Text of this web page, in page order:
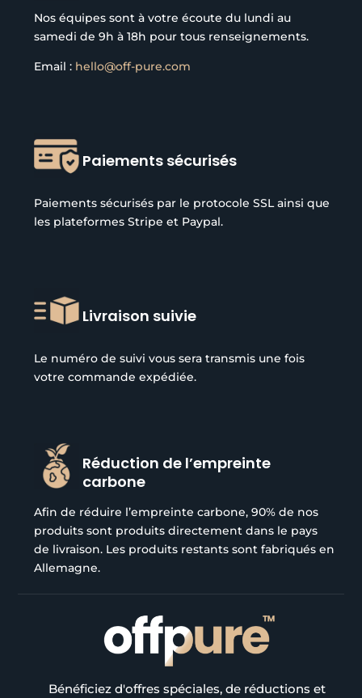
Nos équipes sont à votre écoute du lundi au
samedi de 9h à 18h pour tous renseignements.
Email : hello@off-pure.com
Paiements sécurisés
Paiements sécurisés par le protocole SSL ainsi que
les plateformes Stripe et Paypal.
Livraison suivie
Le numéro de suivi vous sera transmis une fois
votre commande expédiée.
Réduction de l’empreinte
carbone
Afin de réduire l’empreinte carbone, 90% de nos
produits sont produits directement dans le pays
de livraison. Les produits restants sont fabriqués en
Allemagne.
Bénéficiez d'offres spéciales, de réductions et